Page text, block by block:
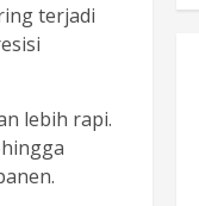
terjadi
lebih rapi.